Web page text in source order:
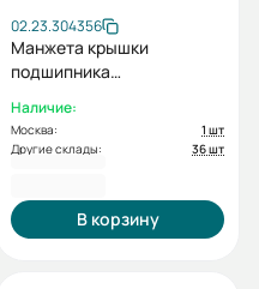
02.23.304356
Манжета крышки
подшипника
500-63; 1Д 630-90; 1Д
630-125; 1Д 800-56; 1Д
Наличие:
Москва:
1 шт
Другие склады:
36 шт
В корзину